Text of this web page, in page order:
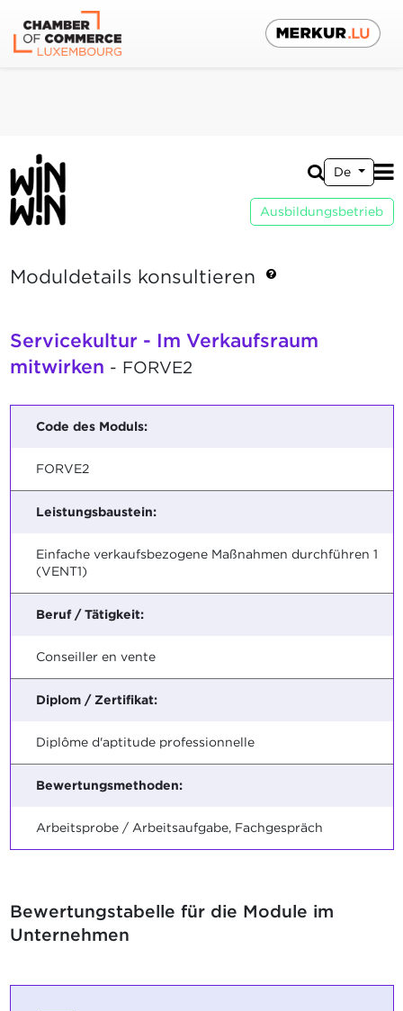
De
Ausbildungsbetrieb
Moduldetails konsultieren
Servicekultur - Im Verkaufsraum
mitwirken - FORVE2
Code des Moduls:
FORVE2
Leistungsbaustein:
Einfache verkaufsbezogene Maßnahmen durchführen 1
(VENT1)
Beruf / Tätigkeit:
Conseiller en vente
Diplom / Zertifikat:
Diplôme d'aptitude professionnelle
Bewertungsmethoden:
Arbeitsprobe / Arbeitsaufgabe, Fachgespräch
Bewertungstabelle für die Module im
Unternehmen